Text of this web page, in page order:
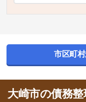
市区町
大崎市の債務